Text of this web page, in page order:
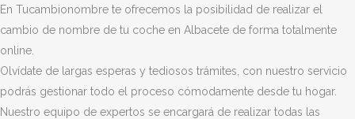
En Tucambionombre te ofrecemos la posibilidad de realizar el
cambio de nombre de tu coche en Albacete de forma totalmente
online.
Olvídate de largas esperas y tediosos trámites, con nuestro servicio
podrás gestionar todo el proceso cómodamente desde tu hogar.
Nuestro equipo de expertos se encargará de realizar todas las